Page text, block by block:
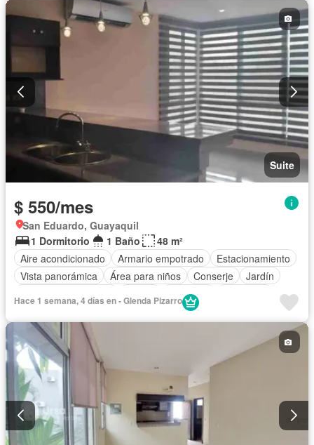
Suite
$ 550/mes
San Eduardo, Guayaquil
1 Dormitorio
1 Baño
48 m²
Aire acondicionado
Armario empotrado
Estacionamiento
Vista panorámica
Área para niños Conserje
Jardín
Ascensor
Hace 1 semana, 4 días en - Glenda Pizarro